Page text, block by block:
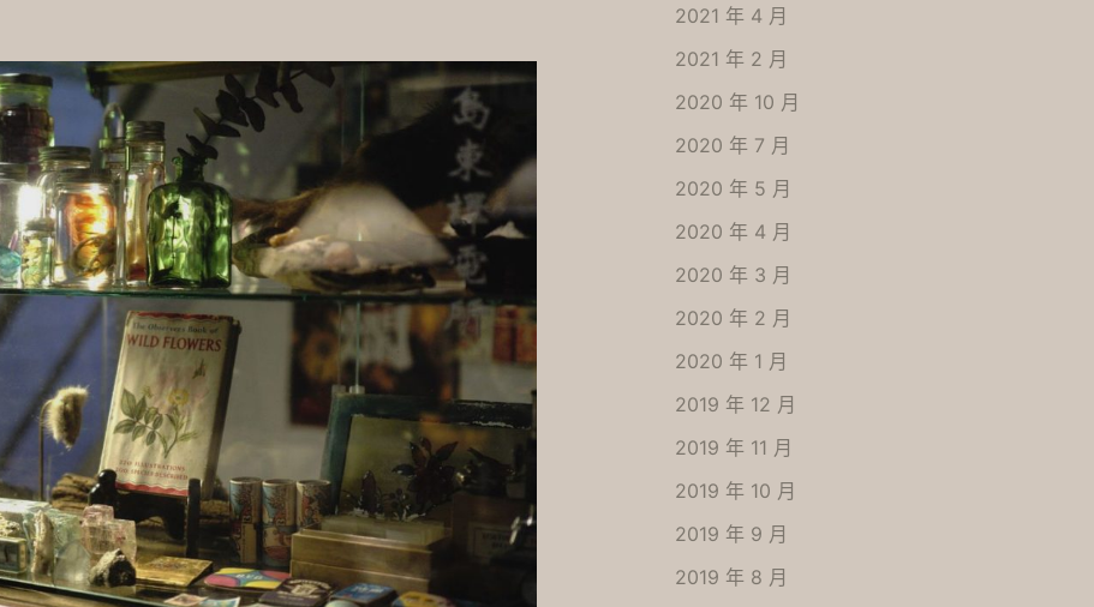
2021 年 4 月
2021 年 2 月
2020 年 10 月
2020 年 7 月
2020 年 5 月
2020 年 4 月
2020 年 3 月
2020 年 2 月
2020 年 1 月
2019 年 12 月
2019 年 11 月
2019 年 10 月
2019 年 9 月
2019 年 8 月